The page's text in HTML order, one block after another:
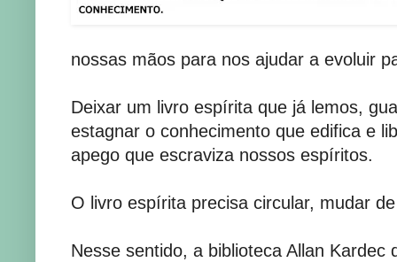
nossas mãos para nos ajudar a evoluir
Deixar um livro espírita que já lemos,
estagnar o conhecimento que edifica e
apego que escraviza nossos espíritos.
O livro espírita precisa circular, mudar
Nesse sentido, a biblioteca Allan